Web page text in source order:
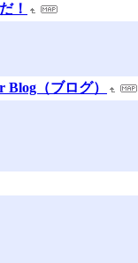
！
（ブログ）